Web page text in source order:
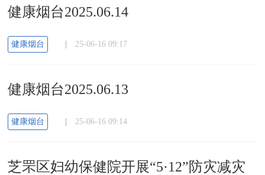
健康烟台2025.06.14
健康烟台 |25-06-16 09:17
健康烟台2025.06.13
健康烟台 |25-06-16 09:14
芝罘区妇幼保健院开展“5·12”防灾减灾